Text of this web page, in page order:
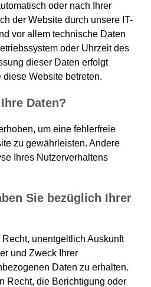
oder nach Ihrer
der Website durch unsere IT-
vor allem technische Daten
oder Uhrzeit des
dieser Daten erfolgt
Website betreten.
Daten?
um eine fehlerfreie
zu gewährleisten. Andere
Ihres Nutzerverhaltens
Sie bezüglich Ihrer
unentgeltlich Auskunft
und Zweck Ihrer
Daten zu erhalten.
Recht, die Berichtigung oder